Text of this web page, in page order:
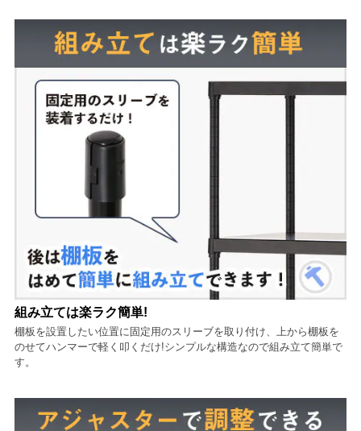
組み立ては楽ラク簡単!
棚板を設置したい位置に固定用のスリーブを取り付け、上から棚板を
のせてハンマーで軽く叩くだけ!シンプルな構造なので組み立て簡単で
す。